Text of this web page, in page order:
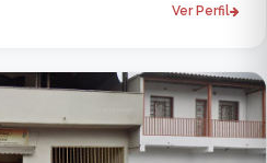
Ver Perfil